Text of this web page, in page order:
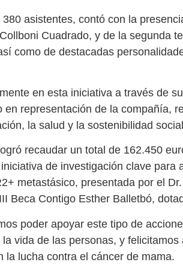
asistentes, contó con la
Cuadrado, y de la segunda
como de destacadas
en esta iniciativa a través de
en representación de la compañía,
la salud y la sostenibilidad
recaudar un total de 162.450
de investigación clave para
metastásico, presentada por el
Beca Contigo Esther Balletbó,
poder apoyar este tipo de
vida de las personas, y
la lucha contra el cáncer de mama.